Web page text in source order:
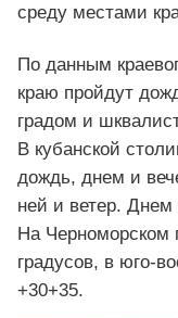
среду местами
По данным
краю пройдут
градом и
В кубанской
дождь, днем и
ней и ветер. Днем
На Черноморском
градусов, в юго-
+30+35.